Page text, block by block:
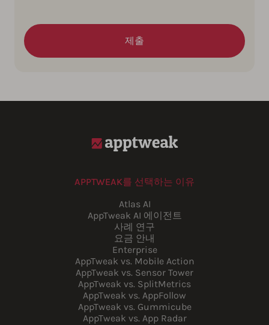
APPTWEAK를 선택하는 이유
Atlas AI
AppTweak AI 에이전트
사례 연구
요금 안내
Enterprise
AppTweak vs. Mobile Action
AppTweak vs. Sensor Tower
AppTweak vs. SplitMetrics
AppTweak vs. AppFollow
AppTweak vs. Gummicube
AppTweak vs. App Radar